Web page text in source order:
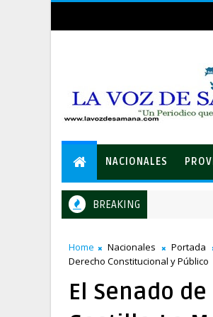
NACIONALES
BREAKING
Home Nacionales Portada
Derecho Constitucional y Público
El Senado